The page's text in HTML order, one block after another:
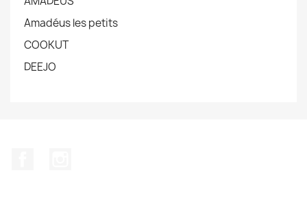
Amadéus les petits
COOKUT
DEEJO